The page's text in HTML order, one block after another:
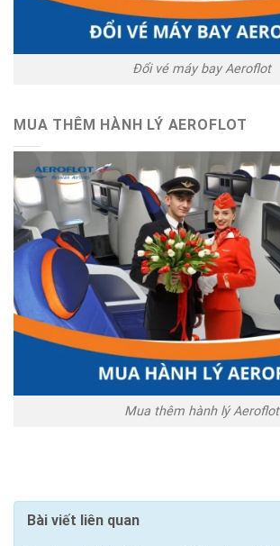
Đổi vé máy bay Aeroflot
MUA THÊM HÀNH LÝ AEROFLOT
Mua thêm hành lý Aeroflot
Bài viết liên quan